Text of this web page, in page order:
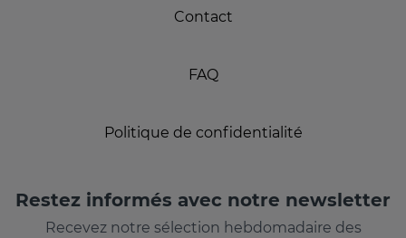
Contact
FAQ
Politique de confidentialité
Restez informés avec notre newsletter
Recevez notre sélection hebdomadaire des